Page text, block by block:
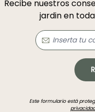
Recibe nuestros
jardin en
Este formulario está
privacidad